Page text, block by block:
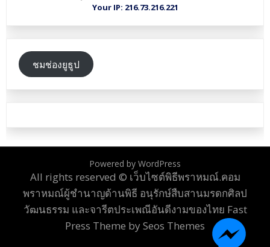
Your IP: 216.73.216.221
ชมช่องยูธูป
Powered by WordPress
All rights reserved © เว็บไซต์พิธีพราหมณ์.คอม
พราหมณ์ผู้ชำนาญด้านพิธี อนุรักษ์สืบสานมรดกศิลป
วัฒนธรรม และจารีตประเพณีอันดีงามของไทย Fast
Press Theme by Seos Themes